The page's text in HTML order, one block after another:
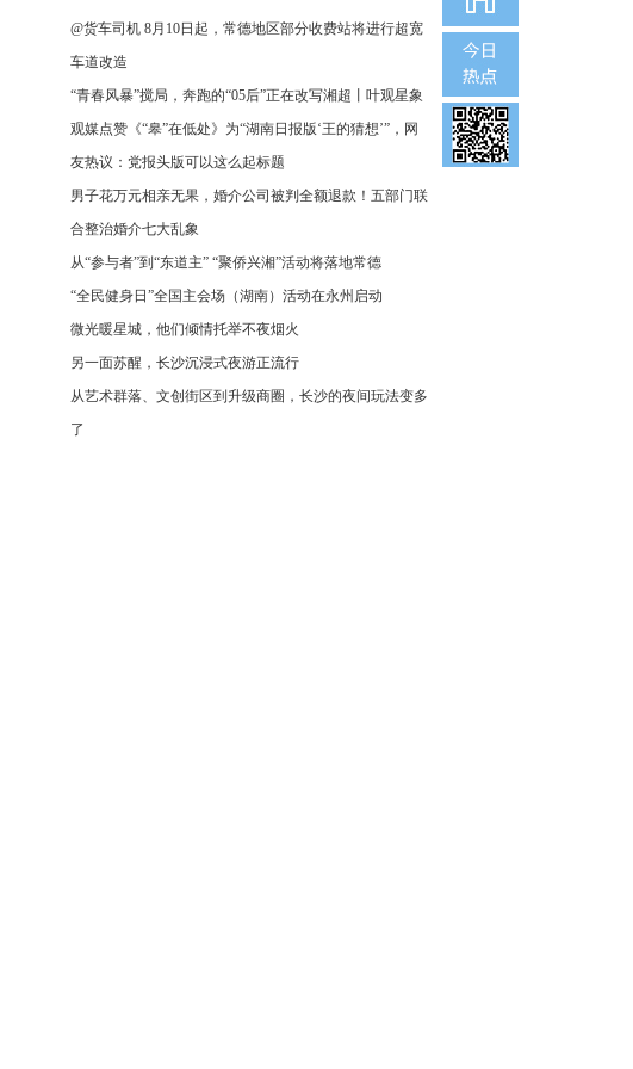
@货车司机 8月10日起，常德地区部分收费站将进行超宽
车道改造
“青春风暴”搅局，奔跑的“05后”正在改写湘超丨叶观星象
观媒点赞《“皋”在低处》为“湖南日报版‘王的猜想’”，网
友热议：党报头版可以这么起标题
男子花万元相亲无果，婚介公司被判全额退款！五部门联
合整治婚介七大乱象
从“参与者”到“东道主” “聚侨兴湘”活动将落地常德
“全民健身日”全国主会场（湖南）活动在永州启动
微光暖星城，他们倾情托举不夜烟火
另一面苏醒，长沙沉浸式夜游正流行
从艺术群落、文创街区到升级商圈，长沙的夜间玩法变多
了